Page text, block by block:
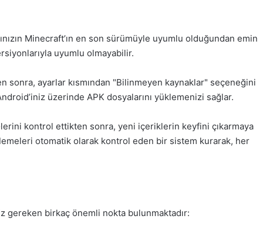
Minecraft’ın en son sürümüyle uyumlu olduğundan emin
uyumlu olmayabilir.
sonra, ayarlar kısmından "Bilinmeyen kaynaklar" seçeneğini
üzerinde APK dosyalarını yüklemenizi sağlar.
kontrol ettikten sonra, yeni içeriklerin keyfini çıkarmaya
otomatik olarak kontrol eden bir sistem kurarak, her
gereken birkaç önemli nokta bulunmaktadır: